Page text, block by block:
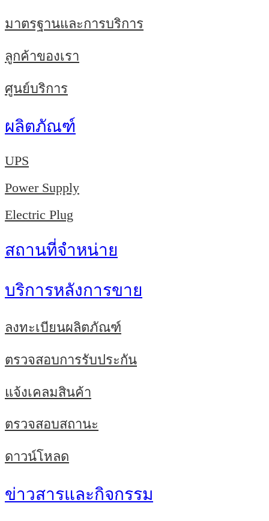
มาตรฐานและการบริการ
ลูกค้าของเรา
ศูนย์บริการ
ผลิตภัณฑ์
UPS
Power Supply
Electric Plug
สถานที่จำหน่าย
บริการหลังการขาย
ลงทะเบียนผลิตภัณฑ์
ตรวจสอบการรับประกัน
แจ้งเคลมสินค้า
ตรวจสอบสถานะ
ดาวน์โหลด
ข่าวสารและกิจกรรม